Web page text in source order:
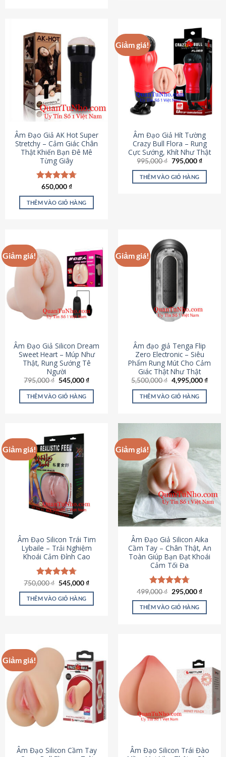
Âm Đạo Giả AK Hot Super
Stretchy – Cảm Giác Chân
Thật Khiến Bạn Đê Mê
Từng Giây
Được xếp
hạng4.75
5 sao
650,000₫
THÊM VÀO GIỎ HÀNG
Giảm giá!
Âm Đạo Giả Hít Tường
Crazy Bull Flora – Rung
Cực Sướng, Khít Như Thật
995,000₫ Giá
là:
995,000 ₫.
795,000₫Giá
tại
THÊM VÀO GIỎ HÀNG
Giảm giá!
Âm Đạo Giả Silicon Dream
Sweet Heart – Múp Như
Thật, Rung Sướng Tê
Người
795,000₫ Giá
là:
795,000 ₫.
545,000₫Giá
tại
545,000 ₫.
THÊM VÀO GIỎ HÀNG
Giảm giá!
Âm đạo giả Tenga Flip
Zero Electronic – Siêu
Phẩm Rung Mút Cho Cảm
Giác Thật Như Thật
5,500,000₫ Giá
gốc
là:
5,500,000 ₫.
4,995,000₫Giá
THÊM VÀO GIỎ HÀNG
Giảm giá!
Âm Đạo Silicon Trái Tim
Lybaile – Trải Nghiệm
Khoái Cảm Đỉnh Cao
Được xếp
hạng4.70
5 sao
750,000₫ Giá
là:
750,000 ₫.
545,000₫Giá
tại
545,000 ₫.
THÊM VÀO GIỎ HÀNG
Giảm giá!
Âm Đạo Giả Silicon Aika
Cầm Tay – Chân Thật, An
Toàn Giúp Bạn Đạt Khoái
Cảm Tối Đa
Được xếp
hạng4.75
5 sao
499,000₫ Giá
là:
499,000 ₫.
295,000₫Giá
tại
THÊM VÀO GIỎ HÀNG
Giảm giá!
Âm Đạo Silicon Cầm Tay
Âm Đạo Silicon Trái Đào